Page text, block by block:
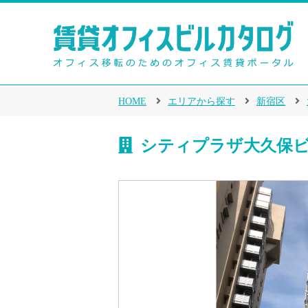
HOME エリアから探す 新宿区
シティプラザ大久保